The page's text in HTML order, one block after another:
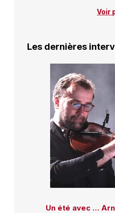
Voir
Les dernières
Un été avec …